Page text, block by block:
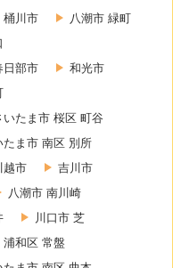
桶川市
八潮市 緑町
日部市
和光市
いたま市 桜区 町谷
たま市 南区 別所
越市
吉川市
八潮市 南川崎
川口市 芝
浦和区 常盤